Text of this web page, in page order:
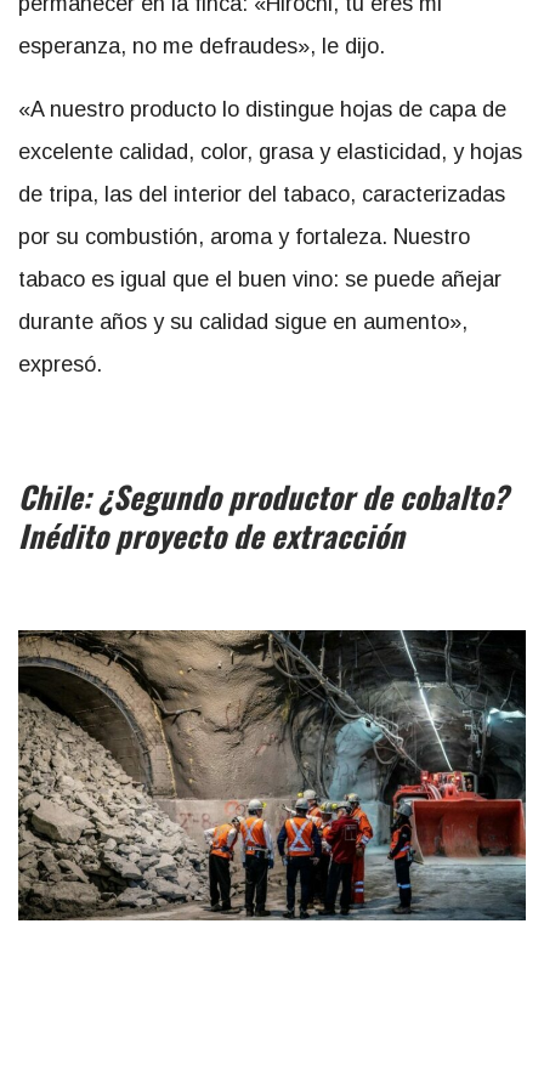
esperanza, no me defraudes», le dijo.
«A nuestro producto lo distingue hojas de capa de
excelente calidad, color, grasa y elasticidad, y hojas
de tripa, las del interior del tabaco, caracterizadas
por su combustión, aroma y fortaleza. Nuestro
tabaco es igual que el buen vino: se puede añejar
durante años y su calidad sigue en aumento»,
expresó.
Chile: ¿Segundo productor de cobalto?
Inédito proyecto de extracción